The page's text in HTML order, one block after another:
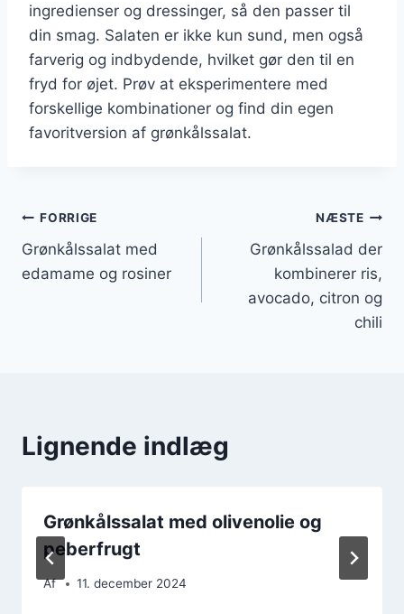
ingredienser og dressinger, så den passer til
din smag. Salaten er ikke kun sund, men også
farverig og indbydende, hvilket gør den til en
fryd for øjet. Prøv at eksperimentere med
forskellige kombinationer og find din egen
favoritversion af grønkålssalat.
Indlægsnavigation
FORRIGE
Grønkålssalat med
edamame og rosiner
NÆSTE
Grønkålssalad der
kombinerer ris,
avocado, citron og
chili
Lignende indlæg
Grønkålssalat med olivenolie og
peberfrugt
Af 11. december 2024